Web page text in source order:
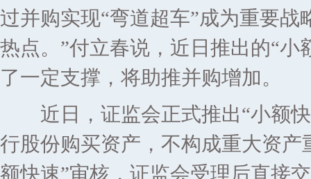
过并购实现“弯道超车”成为重要
热点。”付立春说，近日推出的“
了一定支撑，将助推并购增加。
近日，证监会正式推出“小额快
行股份购买资产，不构成重大资
额快速”审核，证监会受理后直接